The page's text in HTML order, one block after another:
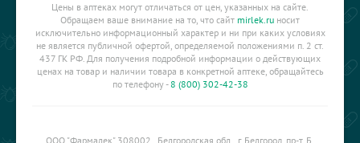
Цены в аптеках могут отличаться от цен, указанных на сайте.
Обращаем ваше внимание на то, что сайт mirlek.ru носит
исключительно информационный характер и ни при каких условиях
не является публичной офертой, определяемой положениями п. 2 ст.
437 ГК РФ. Для получения подробной информации о действующих
ценах на товар и наличии товара в конкретной аптеке, обращайтесь
по телефону -8 (800) 302-42-38
ООО "Фармалек" 308002 , Белгородская обл., г. Белгород, пр-т. Б.